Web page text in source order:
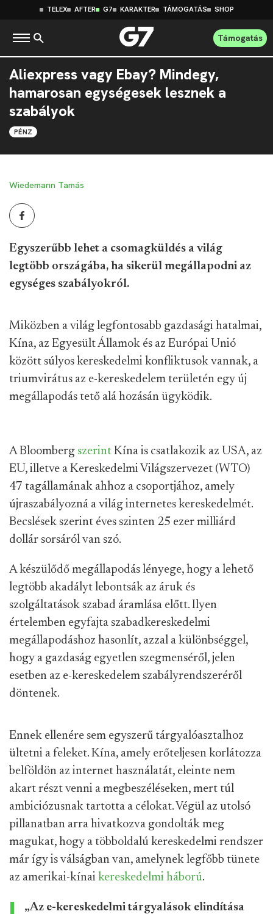
TELEX AFTER G7 KARAKTER TÁMOGATÁS SHOP
Támogatás
Aliexpress vagy Ebay? Mindegy,
hamarosan egységesek lesznek a
szabályok
PÉNZ
Wiedemann Tamás
Egyszerűbb lehet a csomagküldés a világ
legtöbb országába, ha sikerül megállapodni az
egységes szabályokról.
Miközben a világ legfontosabb gazdasági hatalmai,
Kína, az Egyesült Államok és az Európai Unió
között súlyos kereskedelmi konfliktusok vannak, a
triumvirátus az e-kereskedelem területén egy új
megállapodás tető alá hozásán ügyködik.
A Bloomberg szerint Kína is csatlakozik az USA, az
EU, illetve a Kereskedelmi Világszervezet (WTO)
47 tagállamának ahhoz a csoportjához, amely
újraszabályozná a világ internetes kereskedelmét.
Becslések szerint éves szinten 25 ezer milliárd
dollár sorsáról van szó.
A készülődő megállapodás lényege, hogy a lehető
legtöbb akadályt lebontsák az áruk és
szolgáltatások szabad áramlása előtt. Ilyen
értelemben egyfajta szabadkereskedelmi
megállapodáshoz hasonlít, azzal a különbséggel,
hogy a gazdaság egyetlen szegmenséről, jelen
esetben az e-kereskedelem szabályrendszeréről
döntenek.
Ennek ellenére sem egyszerű tárgyalóasztalhoz
ültetni a feleket. Kína, amely erőteljesen korlátozza
belföldön az internet használatát, eleinte nem
akart részt venni a megbeszéléseken, mert túl
ambiciózusnak tartotta a célokat. Végül az utolsó
pillanatban arra hivatkozva gondolták meg
magukat, hogy a többoldalú kereskedelmi rendszer
már így is válságban van, amelynek legfőbb tünete
az amerikai-kínai kereskedelmi háború.
„Az e-kereskedelmi tárgyalások elindítása